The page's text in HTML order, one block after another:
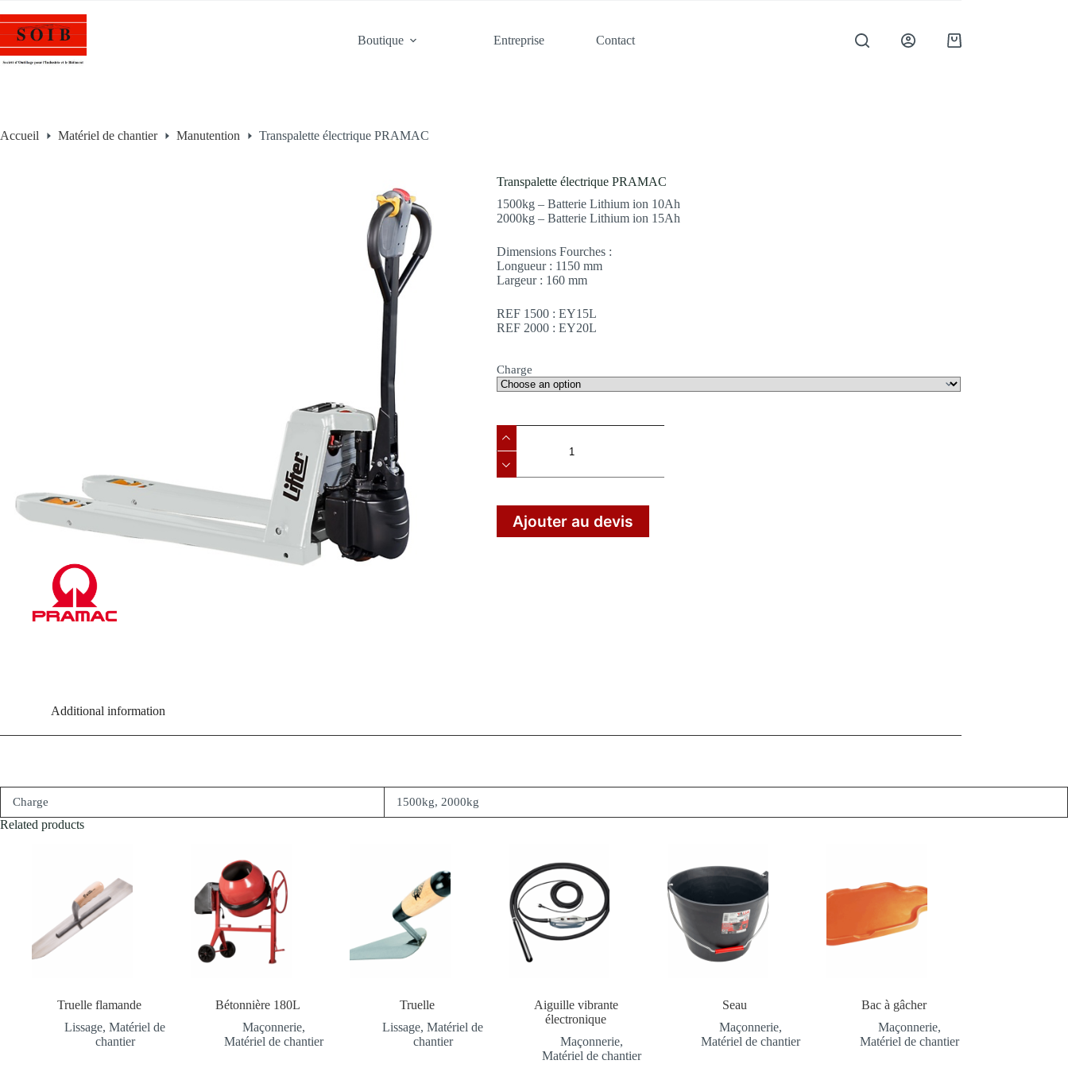
Boutique Entreprise Contact
Accueil Matériel de chantier Manutention Transpalette électrique PRAMAC
Transpalette électrique PRAMAC
1500kg – Batterie Lithium ion 10Ah
2000kg – Batterie Lithium ion 15Ah
Dimensions Fourches :
Longueur : 1150 mm
Largeur : 160 mm
REF 1500 : EY15L
REF 2000 : EY20L
Charge
Ajouter au devis
Additional information
Charge 1500kg, 2000kg
Related products
Truelle flamande
Lissage,Matériel de
chantier
Bétonnière 180L
Maçonnerie,
Matériel de chantier
Truelle
Lissage,Matériel de
chantier
Aiguille vibrante
électronique
Maçonnerie,
Matériel de chantier
Seau
Maçonnerie,
Matériel de chantier
Bac à gâcher
Maçonnerie,
Matériel de chantier